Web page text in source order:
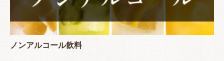
ノンアルコール飲料